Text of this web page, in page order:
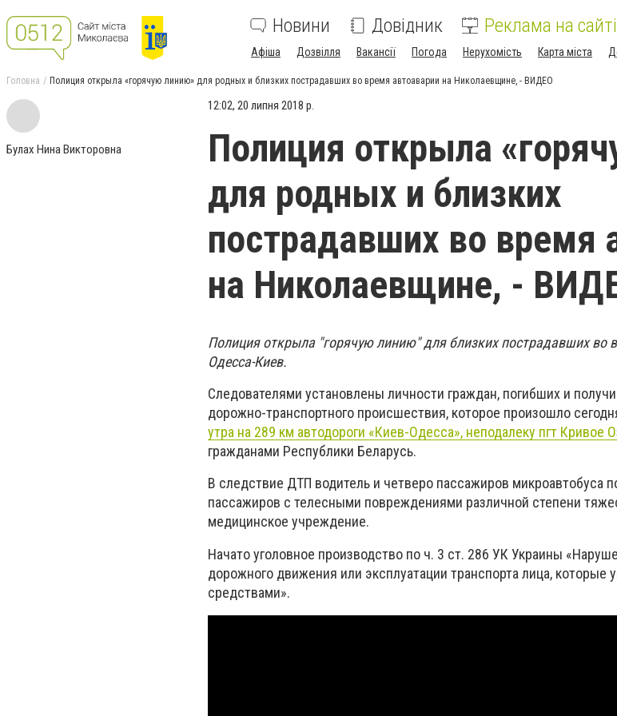
Новини Довідник Реклама на сайті
Афіша Дозвілля Вакансії Погода Нерухомість Карта міста
Головна Полиция открыла «горячую линию» для родных и близких пострадавших во время автоаварии на Николаевщине, - ВИДЕО
Булах Нина Викторовна
12:02, 20 липня 2018 р.
Полиция открыла
для родных и близких
пострадавших во время
на Николаевщине, -
Полиция открыла "горячую линию" для близких пострадавших во
Одесса-Киев.
Следователями установлены личности граждан, погибших и
дорожно-транспортного происшествия, которое произошло
утра на 289 км автодороги «Киев-Одесса», неподалеку пгт Кривое
гражданами Республики Беларусь.
В следствие ДТП водитель и четверо пассажиров микроавтобуса
пассажиров с телесными повреждениями различной степени
медицинское учреждение.
Начато уголовное производство по ч. 3 ст. 286 УК Украины
дорожного движения или эксплуатации транспорта лица, которые
средствами».